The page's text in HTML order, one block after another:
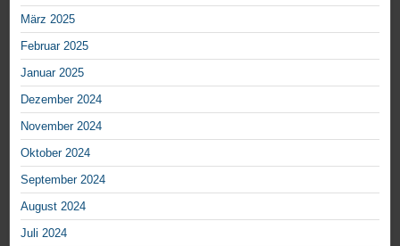
März 2025
Februar 2025
Januar 2025
Dezember 2024
November 2024
Oktober 2024
September 2024
August 2024
Juli 2024